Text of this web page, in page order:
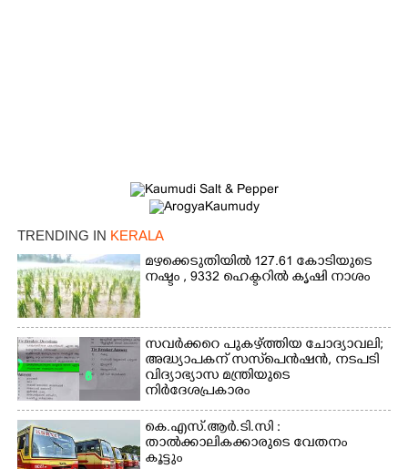
TRENDING IN KERALA
മഴക്കെടുതിയിൽ 127.61 കോടിയുടെ
നഷ്ടം , 9332 ഹെക്ടറിൽ കൃഷി നാശം
സവർക്കറെ പുകഴ്ത്തിയ ചോദ്യാവലി;
അദ്ധ്യാപകന് സസ്‌പെൻഷൻ, നടപടി
വിദ്യാഭ്യാസ മന്ത്രിയുടെ
നിർദേശപ്രകാരം
കെ.എസ്.ആർ.ടി.സി :
താൽക്കാലികക്കാരുടെ വേതനം
കൂട്ടും
Copy Link